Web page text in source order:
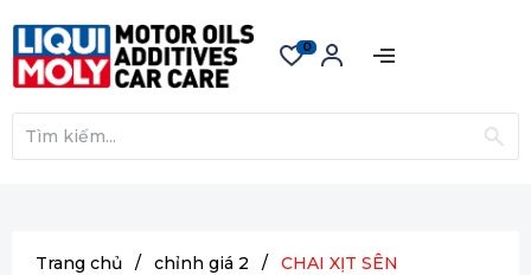
0
Trang chủ / chỉnh giá 2 /
CHAI XỊT SÊN